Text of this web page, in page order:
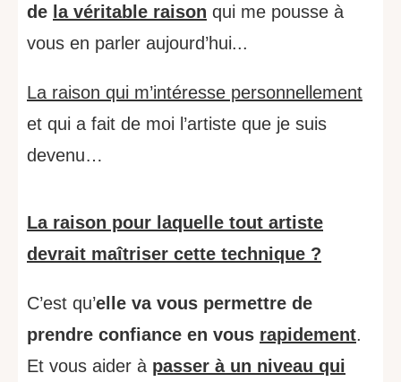
de la véritable raison qui me pousse à
vous en parler aujourd’hui...
La raison qui m’intéresse personnellement
et qui a fait de moi l’artiste que je suis
devenu…
La raison pour laquelle tout artiste
devrait maîtriser cette technique ?
C’est qu’elle va vous permettre de
prendre confiance en vous rapidement.
Et vous aider à passer à un niveau qui